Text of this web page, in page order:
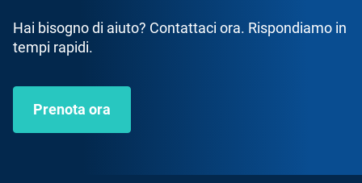
Hai bisogno di aiuto? Contattaci ora. Rispondiamo in
tempi rapidi.
Prenota ora